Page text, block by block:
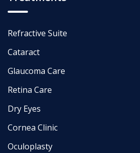
Refractive Suite
Cataract
Glaucoma Care
Retina Care
Dry Eyes
Cornea Clinic
Oculoplasty